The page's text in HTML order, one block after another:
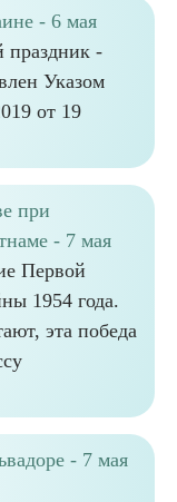
- 6 мая
праздник -
Указом
от 19
при
- 7 мая
Первой
1954 года.
эта победа
- 7 мая